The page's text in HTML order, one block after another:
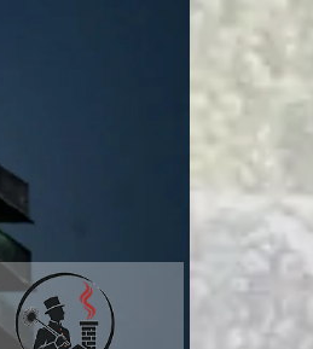
philippe poivet
Très professionnel et fort